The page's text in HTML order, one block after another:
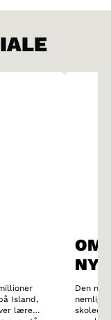
Island,
lære
OM
Den
nemlig